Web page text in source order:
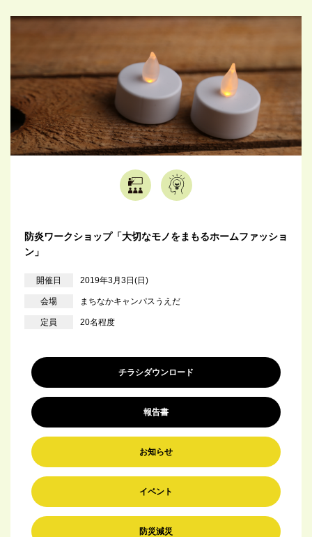
防炎ワークショップ「大切なモノをまもるホームファッショ
ン」
開催日 2019年3月3日(日)
会場 まちなかキャンパスうえだ
定員 20名程度
チラシダウンロード
報告書
お知らせ
イベント
防災減災